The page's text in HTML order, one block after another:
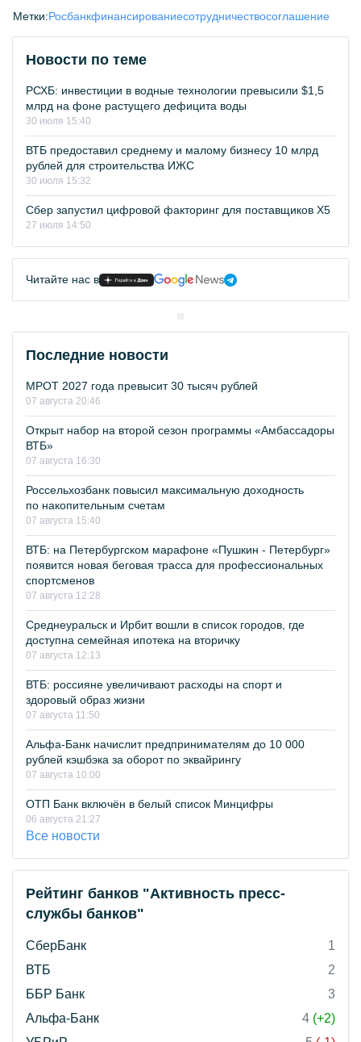
Метки:Росбанкфинансированиесотрудничествосоглашение
Новости по теме
РСХБ: инвестиции в водные технологии превысили $1,5
млрд на фоне растущего дефицита воды
30 июля 15:40
ВТБ предоставил среднему и малому бизнесу 10 млрд
рублей для строительства ИЖС
30 июля 15:32
Сбер запустил цифровой факторинг для поставщиков Х5
27 июля 14:50
Читайте нас в
Последние новости
МРОТ 2027 года превысит 30 тысяч рублей
07 августа 20:46
Открыт набор на второй сезон программы «Амбассадоры
ВТБ»
07 августа 16:30
Россельхозбанк повысил максимальную доходность
по накопительным счетам
07 августа 15:40
ВТБ: на Петербургском марафоне «Пушкин - Петербург»
появится новая беговая трасса для профессиональных
спортсменов
07 августа 12:28
Среднеуральск и Ирбит вошли в список городов, где
доступна семейная ипотека на вторичку
07 августа 12:13
ВТБ: россияне увеличивают расходы на спорт и
здоровый образ жизни
07 августа 11:50
Альфа-Банк начислит предпринимателям до 10 000
рублей кэшбэка за оборот по эквайрингу
07 августа 10:00
ОТП Банк включён в белый список Минцифры
06 августа 21:27
Все новости
Рейтинг банков "Активность пресс-
службы банков"
СберБанк
1
ВТБ
2
ББР Банк
3
Альфа-Банк
4 (+2)